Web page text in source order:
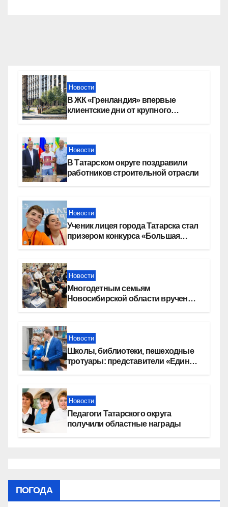
Новости
В ЖК «Гренландия» впервые
клиентские дни от крупного
Новости
В Татарском округе поздравили
работников строительной отрасли
Новости
Ученик лицея города Татарска стал
призером конкурса «Большая
Новости
Многодетным семьям
Новосибирской области вручены
Новости
Школы, библиотеки, пешеходные
тротуары: представители «Единой
Новости
Педагоги Татарского округа
получили областные награды
ПОГОДА